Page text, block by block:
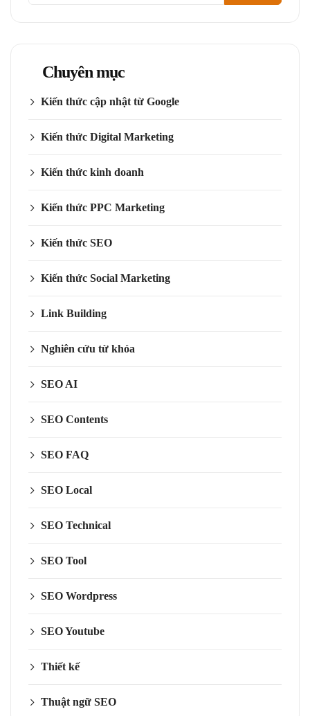
Chuyên mục
Kiến thức cập nhật từ Google
Kiến thức Digital Marketing
Kiến thức kinh doanh
Kiến thức PPC Marketing
Kiến thức SEO
Kiến thức Social Marketing
Link Building
Nghiên cứu từ khóa
SEO AI
SEO Contents
SEO FAQ
SEO Local
SEO Technical
SEO Tool
SEO Wordpress
SEO Youtube
Thiết kế
Thuật ngữ SEO